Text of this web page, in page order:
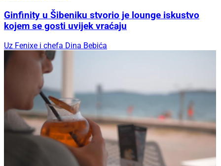
Ginfinity u Šibeniku stvorio je lounge iskustvo
kojem se gosti uvijek vraćaju
Uz Fenixe i chefa Dina Bebića